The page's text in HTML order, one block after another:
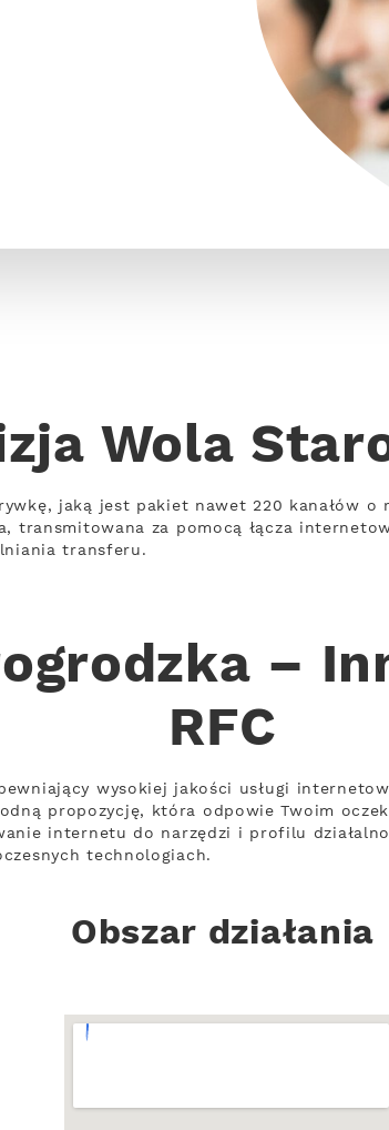
Wola
jaką jest pakiet nawet 220 kanałów
transmitowana za pomocą łącza
transferu.
–
RFC
wysokiej jakości usługi
propozycję, która odpowie Twoim
internetu do narzędzi i profilu
technologiach.
Obszar działania